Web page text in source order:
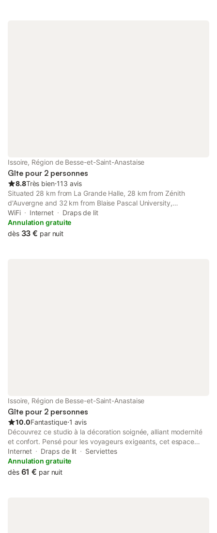
Issoire, Région de Besse-et-Saint-Anastaise
Gîte pour 2 personnes
8.8Très bien⋅113 avis
Situated 28 km from La Grande Halle, 28 km from Zénith
d'Auvergne and 32 km from Blaise Pascal University,
Roudadoux provides accommodation located in Issoire.
WiFi Internet
Draps de lit
Annulation gratuite
dès 33 € par nuit
Issoire, Région de Besse-et-Saint-Anastaise
Gîte pour 2 personnes
10.0Fantastique⋅1 avis
Découvrez ce studio à la décoration soignée, alliant modernité
et confort. Pensé pour les voyageurs exigeants, cet espace
optimisé offre tout le nécessaire pour un séjour réussi, que vous
veniez pour le plaisir ou pour le travail. Espace Nuit & Détente
Profitez d’un repos de qualité grâce à notre canapé convertible
Internet Draps de lit
Serviettes
Annulation gratuite
dès 61 € par nuit